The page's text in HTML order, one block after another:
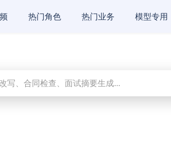
热门角色 热门业务 模型专用